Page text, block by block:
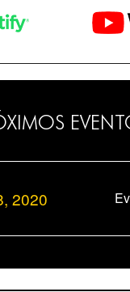
2020